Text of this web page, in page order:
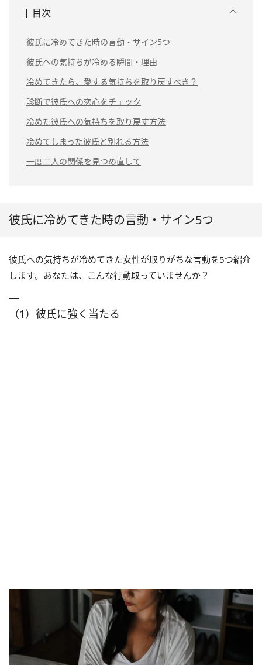
目次
彼氏に冷めてきた時の言動・サイン5つ
彼氏への気持ちが冷める瞬間・理由
冷めてきたら、愛する気持ちを取り戻すべき？
診断で彼氏への恋心をチェック
冷めた彼氏への気持ちを取り戻す方法
冷めてしまった彼氏と別れる方法
一度二人の関係を見つめ直して
彼氏に冷めてきた時の言動・サイン5つ
彼氏への気持ちが冷めてきた女性が取りがちな言動を5つ紹介
します。あなたは、こんな行動取っていませんか？
（1）彼氏に強く当たる